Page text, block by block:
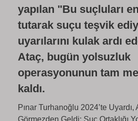
yapılan "Bu suçluları en
tutarak suçu teşvik
uyarılarını kulak ardı
Ataç, bugün yolsuzluk
operasyonunun tam
kaldı.
Pınar Turhanoğlu 2024’te Uyardı,
Görmezden Geldi: Suç Ortaklığı